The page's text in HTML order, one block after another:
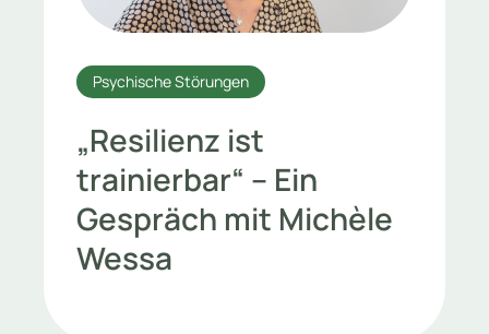
Psychische Störungen
„Resilienz ist
trainierbar“ – Ein
Gespräch mit Michèle
Wessa